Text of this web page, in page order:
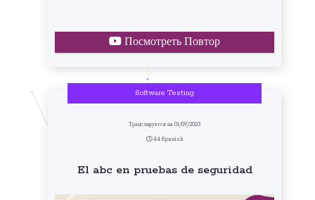
Посмотреть Повтор
Software Testing
Транслируется на 01/09/2023
44 Spanish
El abc en pruebas de seguridad